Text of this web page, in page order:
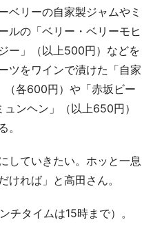
リーの自家製ジャムやミ
ルの「ベリー・ベリーモヒ
ー」（以上500円）などを
ツをワインで漬けた「自家
（各600円）や「赤坂ビー
ンヘン」（以上650円）
。
していきたい。ホッと一息
ければ」と高田さん。
タイムは15時まで）。